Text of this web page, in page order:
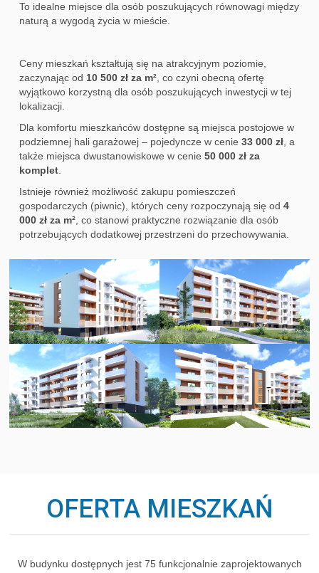
To idealne miejsce dla osób poszukujących równowagi między
naturą a wygodą życia w mieście.
Ceny mieszkań kształtują się na atrakcyjnym poziomie,
zaczynając od 10 500 zł za m², co czyni obecną ofertę
wyjątkowo korzystną dla osób poszukujących inwestycji w tej
lokalizacji.
Dla komfortu mieszkańców dostępne są miejsca postojowe w
podziemnej hali garażowej – pojedyncze w cenie 33 000 zł, a
także miejsca dwustanowiskowe w cenie 50 000 zł za
komplet.
Istnieje również możliwość zakupu pomieszczeń
gospodarczych (piwnic), których ceny rozpoczynają się od 4
000 zł za m², co stanowi praktyczne rozwiązanie dla osób
potrzebujących dodatkowej przestrzeni do przechowywania.
OFERTA MIESZKAŃ
W budynku dostępnych jest 75 funkcjonalnie zaprojektowanych